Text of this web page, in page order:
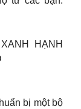
HẠNH
bị một bộ